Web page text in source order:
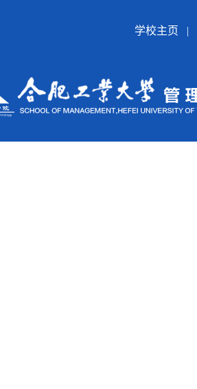
学校主页 |